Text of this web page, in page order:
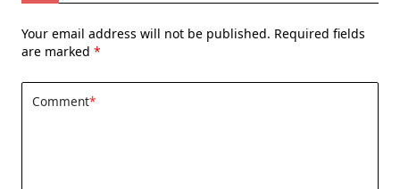
Your email address will not be published. Required fields
are marked *
Comment*